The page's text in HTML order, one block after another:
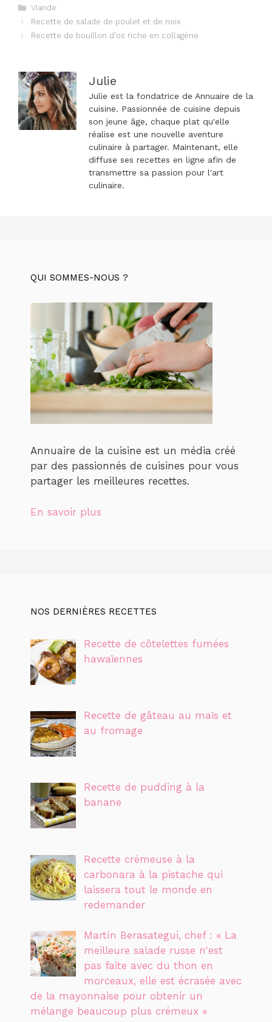
Catégories
Viande
Navigation
Recette de salade de poulet et de noix
Recette de bouillon d'os riche en collagène
Julie
Julie est la fondatrice de Annuaire de la
cuisine. Passionnée de cuisine depuis
son jeune âge, chaque plat qu'elle
réalise est une nouvelle aventure
culinaire à partager. Maintenant, elle
diffuse ses recettes en ligne afin de
transmettre sa passion pour l'art
culinaire.
QUI SOMMES-NOUS ?
Annuaire de la cuisine est un média créé
par des passionnés de cuisines pour vous
partager les meilleures recettes.
En savoir plus
NOS DERNIÈRES RECETTES
Recette de côtelettes fumées
hawaïennes
Recette de gâteau au maïs et
au fromage
Recette de pudding à la
banane
Recette crémeuse à la
carbonara à la pistache qui
laissera tout le monde en
redemander
Martín Berasategui, chef : « La
meilleure salade russe n'est
pas faite avec du thon en
morceaux, elle est écrasée avec
de la mayonnaise pour obtenir un
mélange beaucoup plus crémeux »